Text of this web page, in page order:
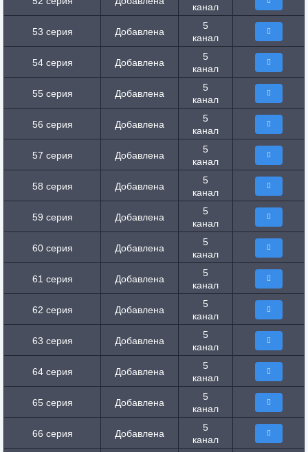
канал
53 серия Добавлена
5
канал
54 серия Добавлена
5
канал
55 серия Добавлена
5
канал
56 серия Добавлена
5
канал
57 серия Добавлена
5
канал
58 серия Добавлена
5
канал
59 серия Добавлена
5
канал
60 серия Добавлена
5
канал
61 серия Добавлена
5
канал
62 серия Добавлена
5
канал
63 серия Добавлена
5
канал
64 серия Добавлена
5
канал
65 серия Добавлена
5
канал
66 серия Добавлена
5
канал